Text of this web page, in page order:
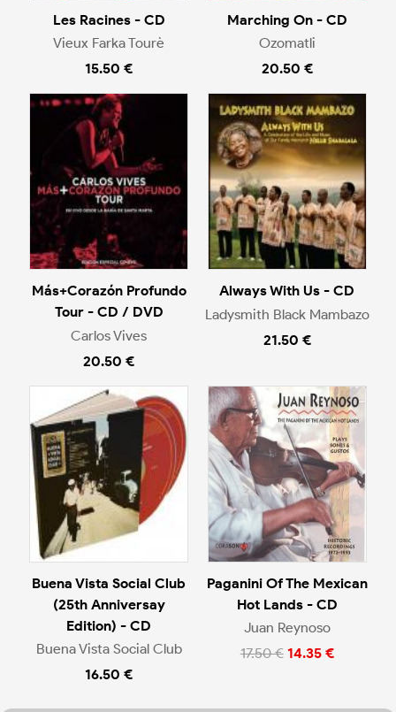
Les Racines - CD
Vieux Farka Tourè
15.50 €
Marching On - CD
Ozomatli
20.50 €
Más+Corazón Profundo
Tour - CD / DVD
Carlos Vives
20.50 €
Always With Us - CD
Ladysmith Black Mambazo
21.50 €
Buena Vista Social Club
(25th Anniversay
Edition) - CD
Buena Vista Social Club
16.50 €
Paganini Of The Mexican
Hot Lands - CD
Juan Reynoso
17.50 € 14.35 €